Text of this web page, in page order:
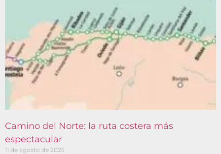
Camino del Norte: la ruta costera más
espectacular
11 de agosto de 2025